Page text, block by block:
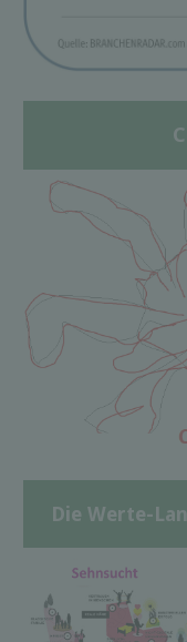
Die Werte-